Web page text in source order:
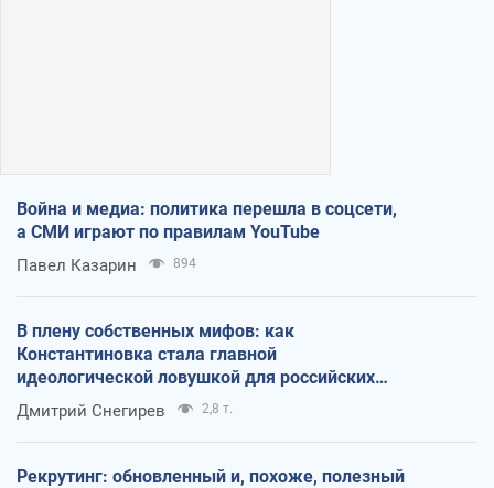
Война и медиа: политика перешла в соцсети,
а СМИ играют по правилам YouTube
Павел Казарин 894
В плену собственных мифов: как
Константиновка стала главной
идеологической ловушкой для российских
оккупантов
Дмитрий Снегирев 2,8 т.
Рекрутинг: обновленный и, похоже, полезный